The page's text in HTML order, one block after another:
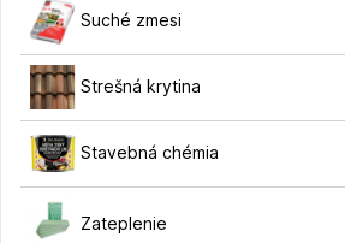
Suché zmesi
Strešná krytina
Stavebná chémia
Zateplenie